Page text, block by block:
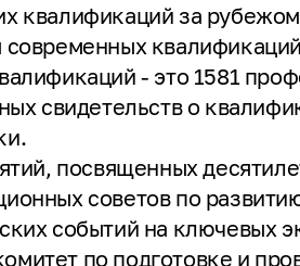
квалификаций за
современных
- это 1581
свидетельств о
посвященных
советов по
событий на ключевых
по подготовке и